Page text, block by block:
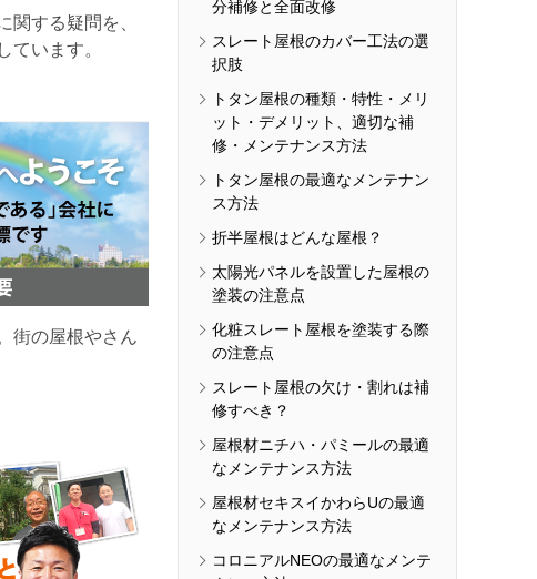
関する疑問を、
ています。
街の屋根やさん
分補修と全面改修
スレート屋根のカバー工法の選
択肢
トタン屋根の種類・特性・メリ
ット・デメリット、適切な補
修・メンテナンス方法
トタン屋根の最適なメンテナン
ス方法
折半屋根はどんな屋根？
太陽光パネルを設置した屋根の
塗装の注意点
化粧スレート屋根を塗装する際
の注意点
スレート屋根の欠け・割れは補
修すべき？
屋根材ニチハ・パミールの最適
なメンテナンス方法
屋根材セキスイかわらUの最適
なメンテナンス方法
コロニアルNEOの最適なメンテ